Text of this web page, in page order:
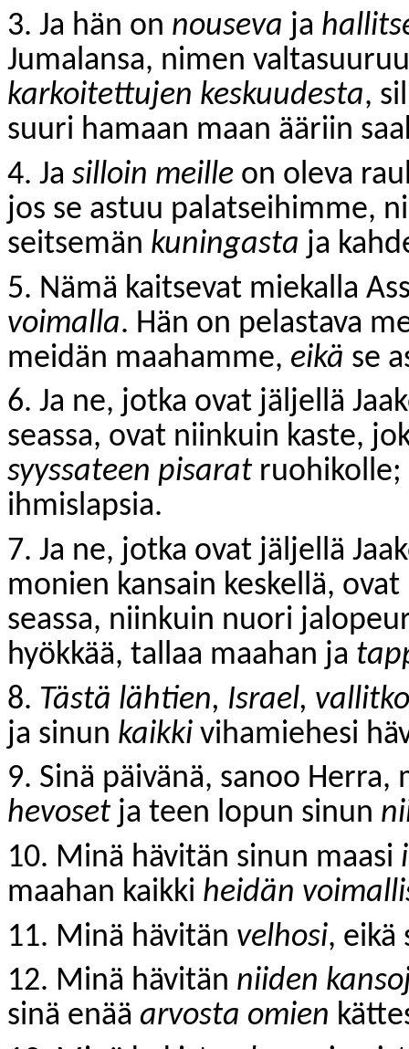
3. Ja hän on nouseva ja
Jumalansa, nimen
karkoitettujen keskuudesta,
suuri hamaan maan ääriin
4. Ja silloin meille on oleva
jos se astuu palatseihimme,
seitsemän kuningasta ja
5. Nämä kaitsevat miekalla
voimalla. Hän on pelastava
meidän maahamme, eikä se
6. Ja ne, jotka ovat jäljellä
seassa, ovat niinkuin kaste,
syyssateen pisarat ruohikolle;
ihmislapsia.
7. Ja ne, jotka ovat jäljellä
monien kansain keskellä,
seassa, niinkuin nuori
hyökkää, tallaa maahan ja
8. Tästä lähtien, Israel,
ja sinun kaikki vihamiehesi
9. Sinä päivänä, sanoo
hevoset ja teen lopun sinun
10. Minä hävitän sinun maasi
maahan kaikki heidän
11. Minä hävitän velhosi, eikä
12. Minä hävitän niiden
sinä enää arvosta omien